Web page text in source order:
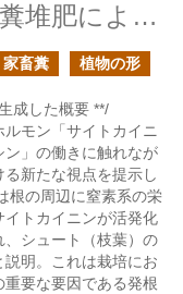
植物ホルモンから再び牛糞堆肥による土作りの価値を問う
家畜糞 植物の形
成した概要 **/
モン「サイトカイニ
ン」の働きに触れなが
る新たな視点を提示し
根の周辺に窒素系の栄
イトカイニンが活発化
、シュート（枝葉）の
明。これは栽培にお
重要な要因である発根